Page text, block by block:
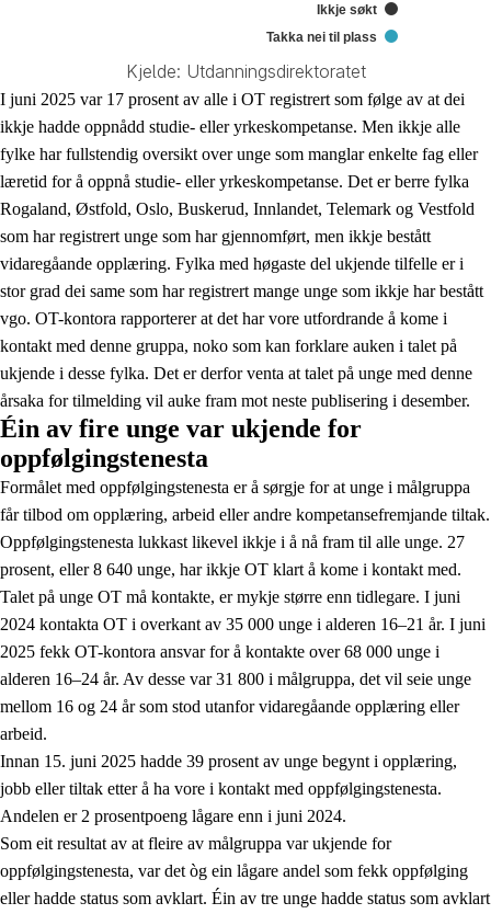
Kjelde: Utdanningsdirektoratet
Ikkje søkt
Takka nei til plass
End of interactive chart.
I juni 2025 var 17 prosent av alle i OT registrert som følge av at dei
ikkje hadde oppnådd studie- eller yrkeskompetanse. Men ikkje alle
fylke har fullstendig oversikt over unge som manglar enkelte fag eller
læretid for å oppnå studie- eller yrkeskompetanse. Det er berre fylka
Rogaland, Østfold, Oslo, Buskerud, Innlandet, Telemark og Vestfold
som har registrert unge som har gjennomført, men ikkje bestått
vidaregåande opplæring. Fylka med høgaste del ukjende tilfelle er i
stor grad dei same som har registrert mange unge som ikkje har bestått
vgo. OT-kontora rapporterer at det har vore utfordrande å kome i
kontakt med denne gruppa, noko som kan forklare auken i talet på
ukjende i desse fylka. Det er derfor venta at talet på unge med denne
årsaka for tilmelding vil auke fram mot neste publisering i desember.
Éin av fire unge var ukjende for
oppfølgingstenesta
Formålet med oppfølgingstenesta er å sørgje for at unge i målgruppa
får tilbod om opplæring, arbeid eller andre kompetansefremjande tiltak.
Oppfølgingstenesta lukkast likevel ikkje i å nå fram til alle unge. 27
prosent, eller 8 640 unge, har ikkje OT klart å kome i kontakt med.
Talet på unge OT må kontakte, er mykje større enn tidlegare. I juni
2024 kontakta OT i overkant av 35 000 unge i alderen 16–21 år. I juni
2025 fekk OT-kontora ansvar for å kontakte over 68 000 unge i
alderen 16–24 år. Av desse var 31 800 i målgruppa, det vil seie unge
mellom 16 og 24 år som stod utanfor vidaregåande opplæring eller
arbeid.
Innan 15. juni 2025 hadde 39 prosent av unge begynt i opplæring,
jobb eller tiltak etter å ha vore i kontakt med oppfølgingstenesta.
Andelen er 2 prosentpoeng lågare enn i juni 2024.
Som eit resultat av at fleire av målgruppa var ukjende for
oppfølgingstenesta, var det òg ein lågare andel som fekk oppfølging
eller hadde status som avklart. Éin av tre unge hadde status som avklart